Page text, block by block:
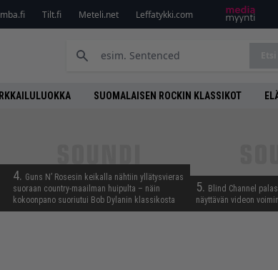
Tilt.fi Meteli.net Leffatykki.com
SUOMALAISEN ROCKIN KLASSIKOT
4. Guns N’ Rosesin keikalla nähtiin yllätysvieras
suoraan country-maailman huipulta – näin
kokoonpano suoriutui Bob Dylanin klassikosta
5. Blind Channel
näyttävän videon voimin